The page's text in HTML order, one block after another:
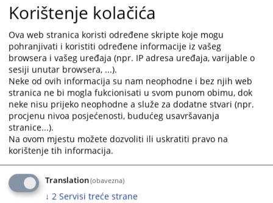
Uslovi za obavljanje poslova: SSS, IV stepen, šest mjeseci radnog iskustva na
sličnim ili istim poslovima i poznavanje rada na računaru.
1390PREGLEDA
Prateći dokumenti
Korištenje kolačića
Ova web stranica koristi određene skripte koje mogu
pohranjivati i koristiti određene informacije iz vašeg
browsera i vašeg uređaja (npr. IP adresa uređaja, varijable o
sesiji unutar browsera, ...).
Neke od ovih informacija su nam neophodne i bez njih web
stranica ne bi mogla fukcionisati u svom punom obimu, dok
neke nisu prijeko neophodne a služe za dodatne stvari (npr.
procjenu nivoa posjećenosti, budućeg usavršavanja
stranice...).
Na ovom mjestu možete dozvoliti ili uskratiti pravo na
korištenje tih informacija.
Translation(obavezna)
↓ 2 Servisi treće strane